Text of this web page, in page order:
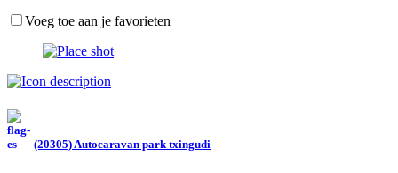
Voeg toe aan je favorieten
(20305) Autocaravan park txingudi